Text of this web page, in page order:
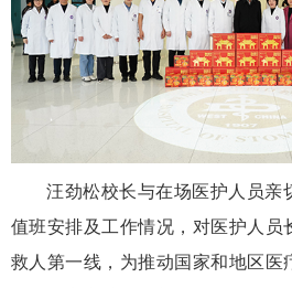
汪劲松校长与在场医护人员亲
值班安排及工作情况，对医护人员
救人第一线，为推动国家和地区医